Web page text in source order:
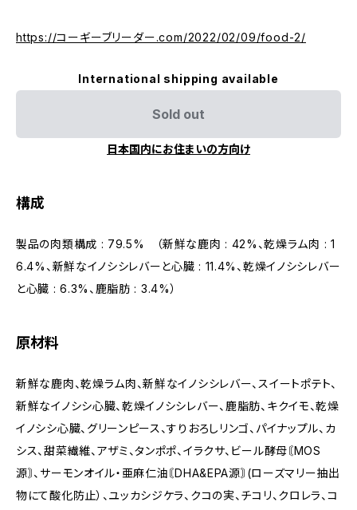
https://コーギーブリーダー.com/2022/02/09/food-2/
International shipping available
Sold out
日本国内にお住まいの方向け
構成
製品の肉類構成 : 79.5% （新鮮な鹿肉 : 42%、乾燥ラム肉 : 1
6.4%、新鮮なイノシシレバーと心臓 : 11.4%、乾燥イノシシレバー
と心臓 : 6.3%、鹿脂肪 : 3.4%）
原材料
新鮮な鹿肉、乾燥ラム肉、新鮮なイノシシレバー、スイートポテト、
新鮮なイノシシ心臓、乾燥イノシシレバー、鹿脂肪、キクイモ、乾燥
イノシシ心臓、グリーンピース、すりおろしリンゴ、パイナップル、カ
シス、甜菜繊維、アザミ、タンポポ、イラクサ、ビール酵母〘MOS
源〙、サーモンオイル・亜麻仁油〘DHA&EPA源〙(ローズマリー抽出
物にて酸化防止）、ユッカシジケラ、クコの実、チコリ、クロレラ、コ